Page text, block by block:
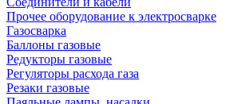
Прочее оборудование к электросварке
Газосварка
Баллоны газовые
Редукторы газовые
Регуляторы расхода газа
Резаки газовые